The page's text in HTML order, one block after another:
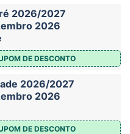
2026/2027
2026
DE DESCONTO
2026/2027
2026
DE DESCONTO